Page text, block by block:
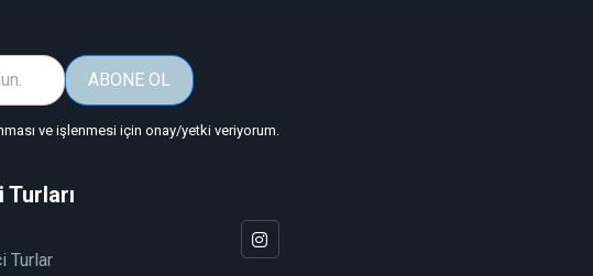
ABONE OL
ve işlenmesi için onay/yetki veriyorum.
Turları
Turlar